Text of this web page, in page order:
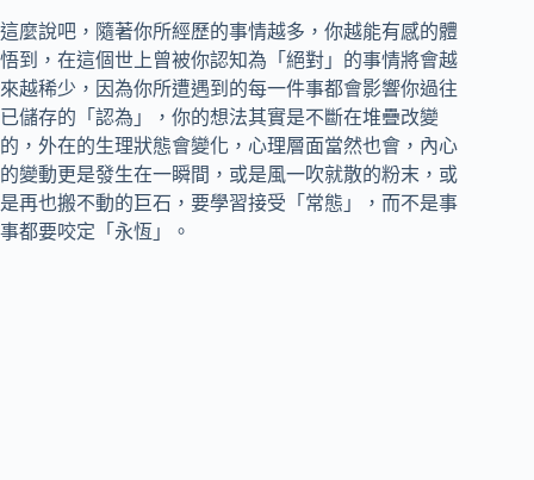
這麼說吧，隨著你所經歷的事情越多，你越能有感的體
悟到，在這個世上曾被你認知為「絕對」的事情將會越
來越稀少，因為你所遭遇到的每一件事都會影響你過往
已儲存的「認為」，你的想法其實是不斷在堆疊改變
的，外在的生理狀態會變化，心理層面當然也會，內心
的變動更是發生在一瞬間，或是風一吹就散的粉末，或
是再也搬不動的巨石，要學習接受「常態」，而不是事
事都要咬定「永恆」。